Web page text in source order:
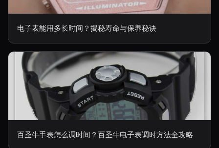
电子表能用多长时间？揭秘寿命与保养秘诀
百圣牛手表怎么调时间？百圣牛电子表调时方法全攻略